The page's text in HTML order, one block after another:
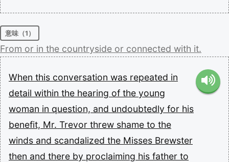
意味（1）
From or in the countryside or connected with it.
When this conversation was repeated in
detail within the hearing of the young
woman in question, and undoubtedly for his
benefit, Mr. Trevor threw shame to the
winds and scandalized the Misses Brewster
then and there by proclaiming his father to